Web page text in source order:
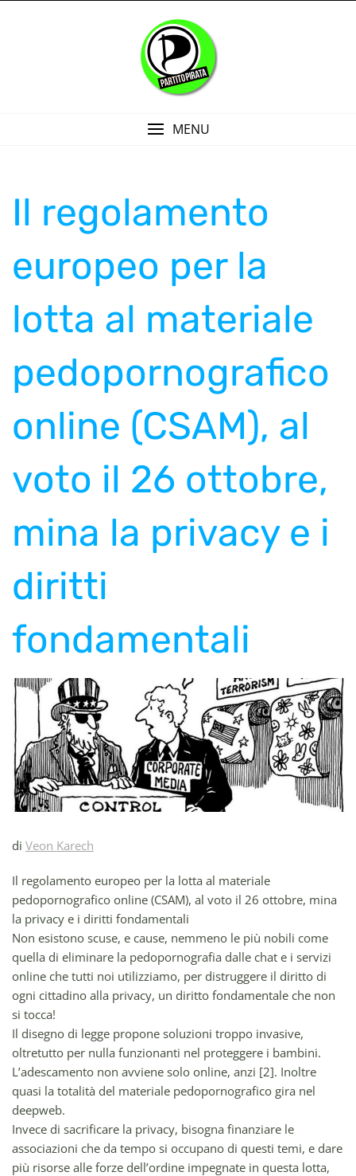
MENU
Il regolamento
europeo per la
lotta al materiale
pedopornografico
online (CSAM), al
voto il 26 ottobre,
mina la privacy e i
diritti
fondamentali
di Veon Karech
Il regolamento europeo per la lotta al materiale
pedopornografico online (CSAM), al voto il 26 ottobre, mina
la privacy e i diritti fondamentali
Non esistono scuse, e cause, nemmeno le più nobili come
quella di eliminare la pedopornografia dalle chat e i servizi
online che tutti noi utilizziamo, per distruggere il diritto di
ogni cittadino alla privacy, un diritto fondamentale che non
si tocca!
Il disegno di legge propone soluzioni troppo invasive,
oltretutto per nulla funzionanti nel proteggere i bambini.
L’adescamento non avviene solo online, anzi [2]. Inoltre
quasi la totalità del materiale pedopornografico gira nel
deepweb.
Invece di sacrificare la privacy, bisogna finanziare le
associazioni che da tempo si occupano di questi temi, e dare
più risorse alle forze dell’ordine impegnate in questa lotta,